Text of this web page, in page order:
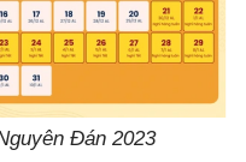
Đán 2023